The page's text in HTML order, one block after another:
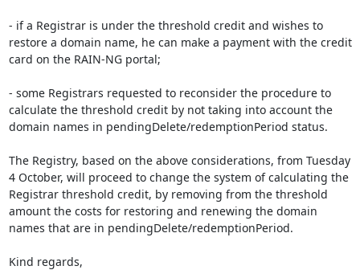
- if a Registrar is under the threshold credit and wishes to
restore a domain name, he can make a payment with the credit
card on the RAIN-NG portal;
- some Registrars requested to reconsider the procedure to
calculate the threshold credit by not taking into account the
domain names in pendingDelete/redemptionPeriod status.
The Registry, based on the above considerations, from Tuesday
4 October, will proceed to change the system of calculating the
Registrar threshold credit, by removing from the threshold
amount the costs for restoring and renewing the domain
names that are in pendingDelete/redemptionPeriod.
Kind regards,